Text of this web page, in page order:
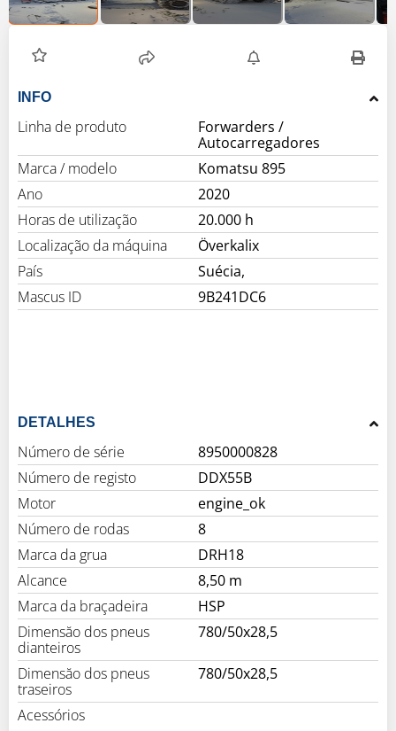
INFO
Linha de produto
Forwarders /
Autocarregadores
Marca / modelo
Komatsu 895
Ano
2020
Horas de utilização
20.000 h
Localização da máquina
Överkalix
País
Suécia,
Mascus ID
9B241DC6
DETALHES
Número de série
8950000828
Número de registo
DDX55B
Motor
engine_ok
Número de rodas
8
Marca da grua
DRH18
Alcance
8,50 m
Marca da braçadeira
HSP
Dimensăo dos pneus
dianteiros
780/50x28,5
Dimensăo dos pneus
traseiros
780/50x28,5
Acessórios